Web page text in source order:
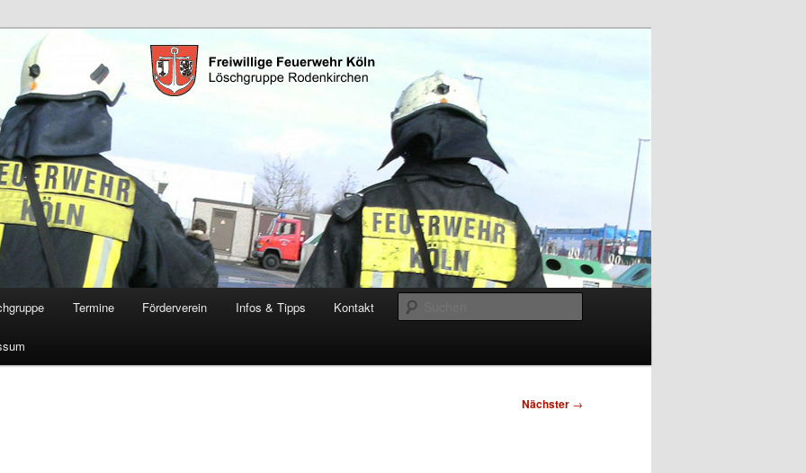
Rodenkirchen
Termine Förderverein Infos & Tipps Kontakt
Nächster →